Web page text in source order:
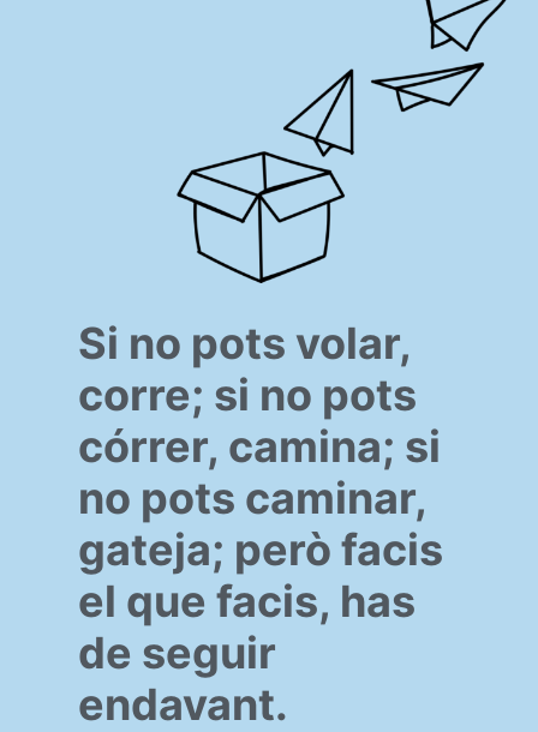
Si no pots volar,
corre; si no pots
córrer, camina; si
no pots caminar,
gateja; però facis
el que facis, has
de seguir
endavant.